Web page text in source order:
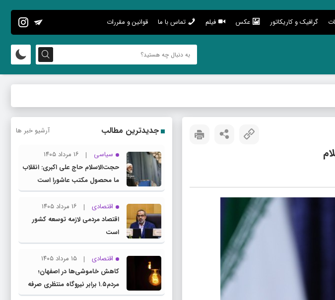
گرافیک و کاریکاتور عکس فیلم تماس با ما قوانین و مقررات
جدیدترین مطالب آرشیو خبر ها
سیاسی
۱۶ مرداد ۱۴۰۵
حجت‌الاسلام حاج علی اکبری: انقلاب
ما محصول مکتب عاشورا است
اقتصادی
۱۶ مرداد ۱۴۰۵
اقتصاد مردمی لازمه توسعه کشور
است
اقتصادی
۱۵ مرداد ۱۴۰۵
کاهش خاموشی‌ها در اصفهان؛
مردم۱.۵ برابر نیروگاه منتظری صرفه
جویی کردند